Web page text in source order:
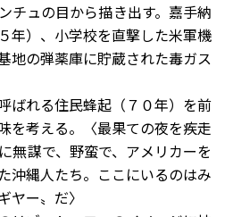
チュの目から描き出す。嘉手納
年）、小学校を直撃した米軍機
地の弾薬庫に貯蔵された毒ガス
ばれる住民蜂起（７０年）を前
を考える。〈最果ての夜を疾走
無謀で、野蛮で、アメリカーを
沖縄人たち。ここにいるのはみ
ヤー〟だ〉